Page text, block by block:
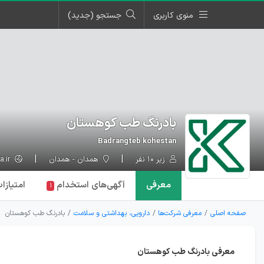
منوی کاربری جستجو (جدید)
بادرنگ طب کوهستان
Badrangteb kohestan
زیر ۱۰ نفر
همدان - همدان keroya.ir
معرفی آگهی‌های استخدام ۱
صفحه اصلی معرفی شرکت‌ها دارویی، بهداشتی و سلامت بادرنگ طب کوهستان
معرفی بادرنگ طب کوهستان